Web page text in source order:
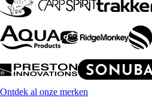
Ontdek al onze merken